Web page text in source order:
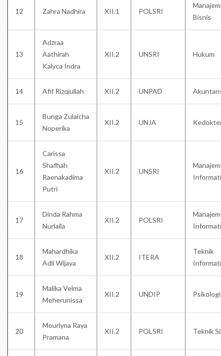
12 Zahra Nadhira XII.1 POLSRI
Bisnis
13
Adzraa
Aathirah
Kalyca Indra
XII.2 UNSRI Hukum
14 Afif Rizqiullah XII.2 UNPAD
15
Bunga Zulaicha
Noperika
XII.2 UNJA
16
Carissa
Shafhah
Raenakadima
Putri
XII.2 UNSRI
17
Dinda Rahma
Nurlaila
XII.2 POLSRI
18
Mahardhika
Adli Wijaya
XII.2 ITERA
Teknik
19
Malika Velma
Meherunissa
XII.2 UNDIP Psikologi
20
Mourlyna Raya
Pramana
XII.2 POLSRI Teknik